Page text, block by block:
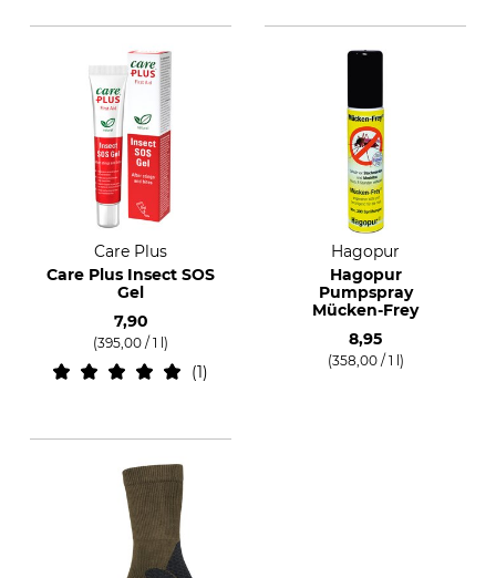
Care Plus
Care Plus Insect SOS
Gel
7,90
(395,00 / 1 l)
1
Hagopur
Hagopur
Pumpspray
Mücken-Frey
8,95
(358,00 / 1 l)